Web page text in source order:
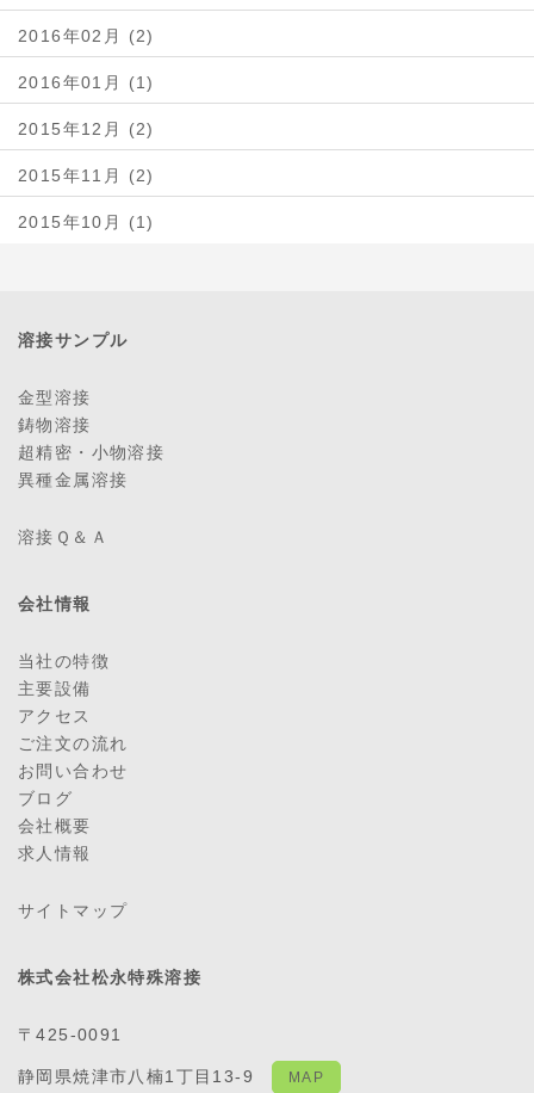
2016年02月 (2)
2016年01月 (1)
2015年12月 (2)
2015年11月 (2)
2015年10月 (1)
溶接サンプル
金型溶接
鋳物溶接
超精密・小物溶接
異種金属溶接
溶接Ｑ＆Ａ
会社情報
当社の特徴
主要設備
アクセス
ご注文の流れ
お問い合わせ
ブログ
会社概要
求人情報
サイトマップ
株式会社松永特殊溶接
〒425-0091
静岡県焼津市八楠1丁目13-9 MAP